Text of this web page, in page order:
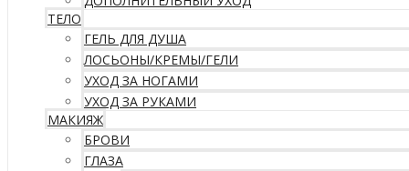
ТЕЛО
ГЕЛЬ ДЛЯ ДУША
ЛОСЬОНЫ/КРЕМЫ/ГЕЛИ
УХОД ЗА НОГАМИ
УХОД ЗА РУКАМИ
МАКИЯЖ
БРОВИ
ГЛАЗА